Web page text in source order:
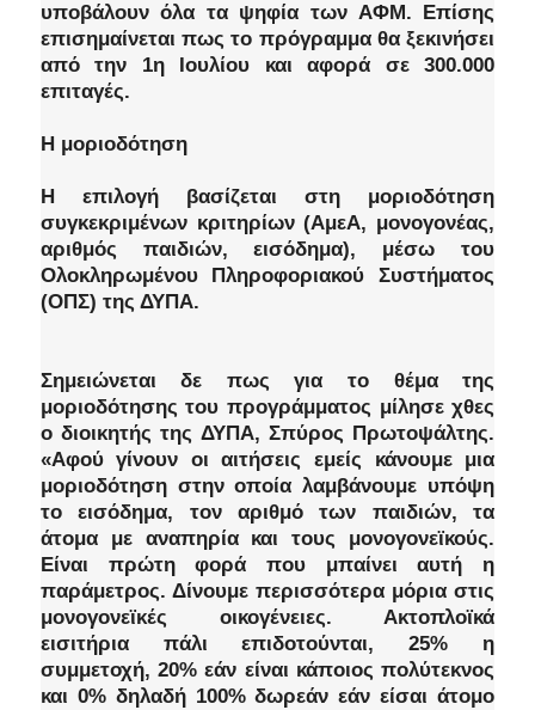
υποβάλουν όλα τα ψηφία των ΑΦΜ. Eπίσης
επισημαίνεται πως το πρόγραμμα θα ξεκινήσει
από την 1η Ιουλίου και αφορά σε 300.000
επιταγές.
Η μοριοδότηση
Η επιλογή βασίζεται στη μοριοδότηση
συγκεκριμένων κριτηρίων (ΑμεΑ, μονογονέας,
αριθμός παιδιών, εισόδημα), μέσω του
Ολοκληρωμένου Πληροφοριακού Συστήματος
(ΟΠΣ) της ΔΥΠΑ.
Σημειώνεται δε πως για το θέμα της
μοριοδότησης του προγράμματος μίλησε χθες
ο διοικητής της ΔΥΠΑ, Σπύρος Πρωτοψάλτης.
«Αφού γίνουν οι αιτήσεις εμείς κάνουμε μια
μοριοδότηση στην οποία λαμβάνουμε υπόψη
το εισόδημα, τον αριθμό των παιδιών, τα
άτομα με αναπηρία και τους μονογονεϊκούς.
Είναι πρώτη φορά που μπαίνει αυτή η
παράμετρος. Δίνουμε περισσότερα μόρια στις
μονογονεϊκές οικογένειες. Ακτοπλοϊκά
εισιτήρια πάλι επιδοτούνται, 25% η
συμμετοχή, 20% εάν είναι κάποιος πολύτεκνος
και 0% δηλαδή 100% δωρεάν εάν είσαι άτομο